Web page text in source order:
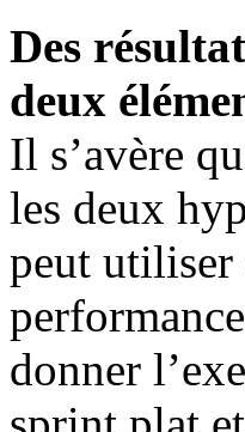
Des
deux
Il s’avère
les deux
peut utiliser
donner